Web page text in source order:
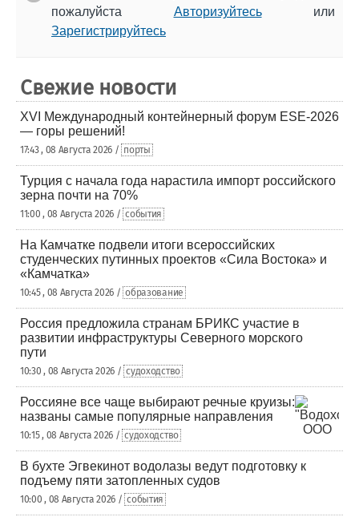
пожалуйста Авторизуйтесьили
Зарегистрируйтесь
Свежие новости
XVI Международный контейнерный форум ESE-2026
— горы решений!
17:43 , 08 Августа 2026 / порты
Турция с начала года нарастила импорт российского
зерна почти на 70%
11:00 , 08 Августа 2026 / события
На Камчатке подвели итоги всероссийских
студенческих путинных проектов «Сила Востока» и
«Камчатка»
10:45 , 08 Августа 2026 / образование
Россия предложила странам БРИКС участие в
развитии инфраструктуры Северного морского
пути
10:30 , 08 Августа 2026 / судоходство
Россияне все чаще выбирают речные круизы:
названы самые популярные направления
10:15 , 08 Августа 2026 / судоходство
В бухте Эгвекинот водолазы ведут подготовку к
подъему пяти затопленных судов
10:00 , 08 Августа 2026 / события